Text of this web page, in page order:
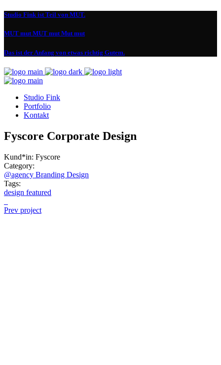
Studio Fink ist Teil von MUT.
MUT mut MUT mut Mut mut
Das ist der Anfang von etwas richtig Gutem.
Studio Fink
Portfolio
Kontakt
Fyscore Corporate Design
Kund*in: Fyscore
Category:
@agency Branding Design
Tags:
design featured
Prev project